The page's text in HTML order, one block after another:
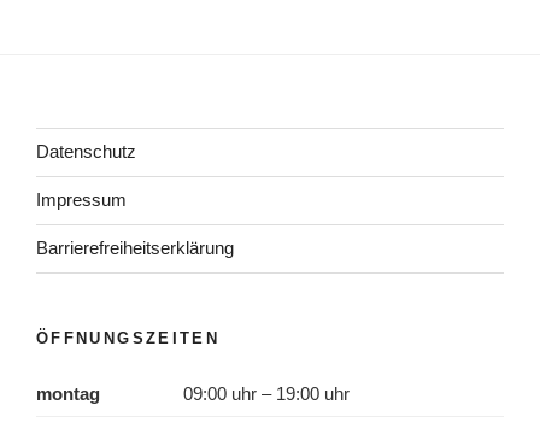
Datenschutz
Impressum
Barrierefreiheitserklärung
ÖFFNUNGSZEITEN
montag 09:00 uhr – 19:00 uhr